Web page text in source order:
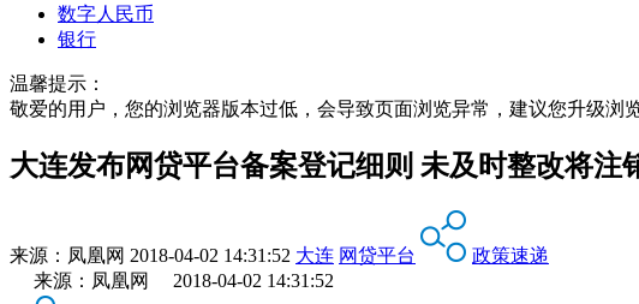
数字人民币
银行
温馨提示：
敬爱的用户，您的浏览器版本过低，会导致页面浏览异常，建议您升级浏
大连发布网贷平台备案登记细则 未及时整改将注
来源： 凤凰网 2018-04-02 14:31:52 大连 网贷平台
政策速递
来源：凤凰网 2018-04-02 14:31:52